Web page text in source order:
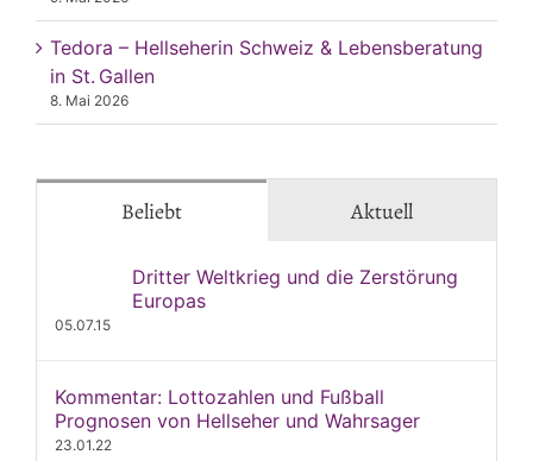
Tedora – Hellseherin Schweiz & Lebensberatung
in St. Gallen
8. Mai 2026
Beliebt Aktuell
Dritter Weltkrieg und die Zerstörung
Europas
05.07.15
Kommentar: Lottozahlen und Fußball
Prognosen von Hellseher und Wahrsager
23.01.22